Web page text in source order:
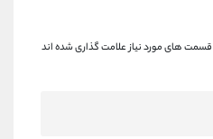
قسمت های مورد نیاز علامت گذاری شده اند